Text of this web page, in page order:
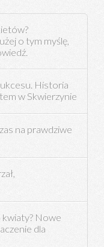
o tym myślę,
Historia
w Skwierzynie
na prawdziwe
Nowe
dla